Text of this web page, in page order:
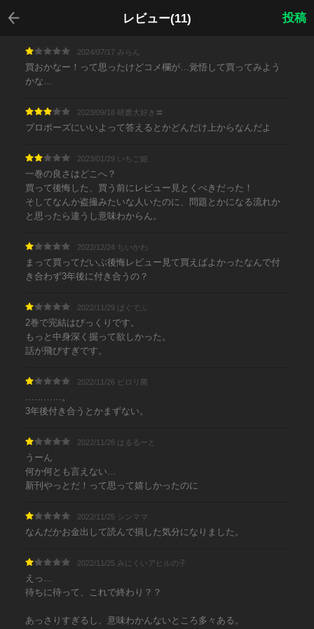
レビュー(11)
戻る
投稿
2024/07/17 みらん
買おかなー！って思ったけどコメ欄が…覚悟して買ってみよう
かな…
2023/09/18 研磨大好き〓
プロポーズにいいよって答えるとかどんだけ上からなんだよ
2023/01/29 いちご姫
一巻の良さはどこへ？
買って後悔した、買う前にレビュー見とくべきだった！
そしてなんか盗撮みたいな人いたのに、問題とかになる流れか
と思ったら違うし意味わからん。
2022/12/24 ちいかわ
まって買ってだいぶ後悔レビュー見て買えばよかったなんで付
き合わず3年後に付き合うの？
2022/11/29 ぱぐでふ
2巻で完結はびっくりです。
もっと中身深く掘って欲しかった。
話が飛びすぎです。
2022/11/26 ピロリ菌
…………。
3年後付き合うとかまずない。
2022/11/26 はるるーと
うーん
何か何とも言えない…
新刊やっとだ！って思って嬉しかったのに
2022/11/25 シンママ
なんだかお金出して読んで損した気分になりました。
2022/11/25 みにくいアヒルの子
えっ…
待ちに待って、これで終わり？？
あっさりすぎるし、意味わかんないところ多々ある。